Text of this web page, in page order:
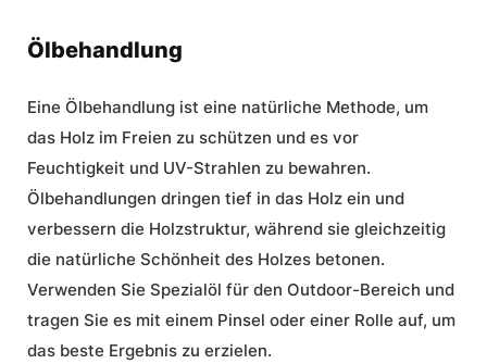
Ölbehandlung
Eine Ölbehandlung ist eine natürliche Methode, um
das Holz im Freien zu schützen und es vor
Feuchtigkeit und UV-Strahlen zu bewahren.
Ölbehandlungen dringen tief in das Holz ein und
verbessern die Holzstruktur, während sie gleichzeitig
die natürliche Schönheit des Holzes betonen.
Verwenden Sie Spezialöl für den Outdoor-Bereich und
tragen Sie es mit einem Pinsel oder einer Rolle auf, um
das beste Ergebnis zu erzielen.